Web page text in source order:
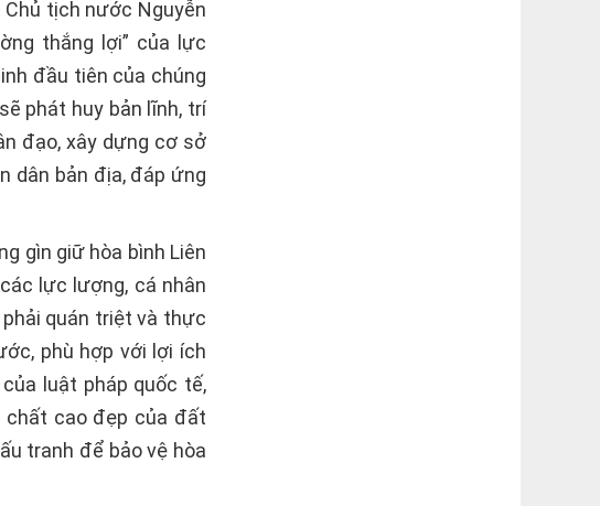
Chủ tịch nước Nguyễn
thắng lợi” của lực
đầu tiên của chúng
phát huy bản lĩnh, trí
đạo, xây dựng cơ sở
dân bản địa, đáp ứng
gìn giữ hòa bình Liên
lực lượng, cá nhân
quán triệt và thực
phù hợp với lợi ích
luật pháp quốc tế,
chất cao đẹp của đất
tranh để bảo vệ hòa